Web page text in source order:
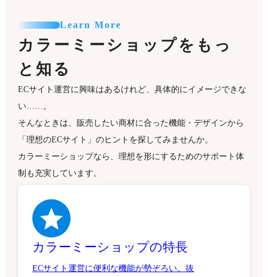
Learn More
カラーミーショップをもっ
と知る
ECサイト運営に興味はあるけれど、具体的にイメージできな
い……。
そんなときは、販売したい商材に合った機能・デザインから
「理想のECサイト」のヒントを探してみませんか。
カラーミーショップなら、理想を形にするためのサポート体
制も充実しています。
カラーミーショップの特長
ECサイト運営に便利な機能が勢ぞろい。抜